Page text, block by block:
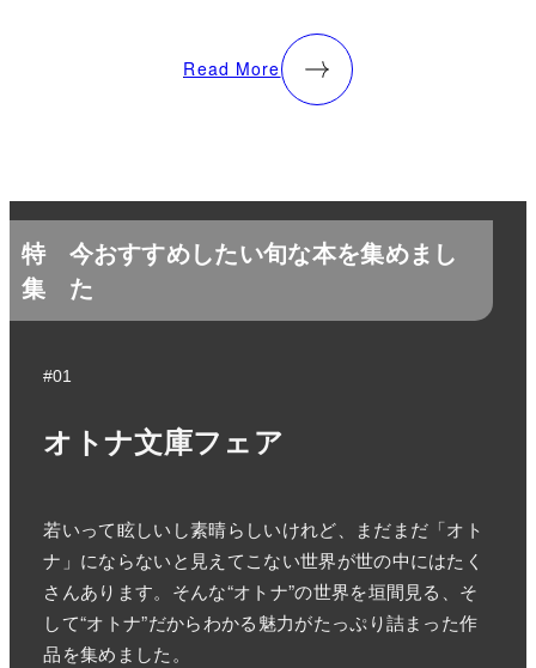
Read More
特
集
今おすすめしたい旬な本を集めまし
た
#01
オトナ文庫フェア
若いって眩しいし素晴らしいけれど、まだまだ「オト
ナ」にならないと見えてこない世界が世の中にはたく
さんあります。そんな“オトナ”の世界を垣間見る、そ
して“オトナ”だからわかる魅力がたっぷり詰まった作
品を集めました。